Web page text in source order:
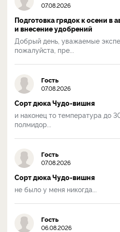
07.08.2026
Подготовка грядок к осени в
и внесение удобрений
Добрый день, уважаемые
пожалуйста, пре...
Гость
07.08.2026
Сорт дюка Чудо-вишня
и наконец то температура до
полмидор...
Гость
07.08.2026
Сорт дюка Чудо-вишня
не было у меня никогда...
Гость
06.08.2026